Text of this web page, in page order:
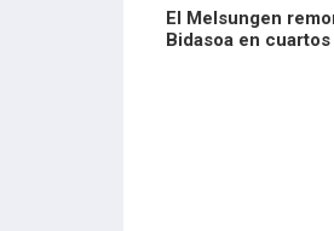
El Melsungen
Bidasoa en